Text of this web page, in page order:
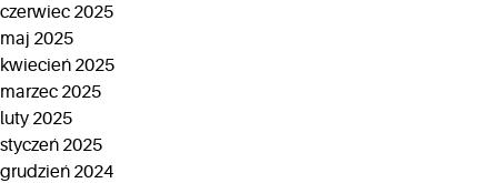
czerwiec 2025
maj 2025
kwiecień 2025
marzec 2025
luty 2025
styczeń 2025
grudzień 2024